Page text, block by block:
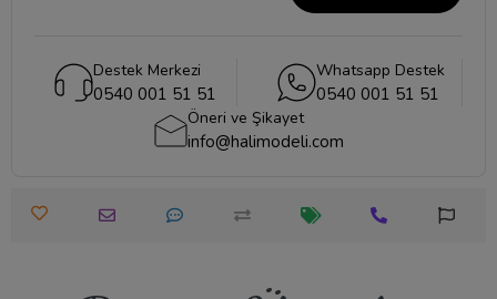
Destek Merkezi
0540 001 51 51
Whatsapp Destek
0540 001 51 51
Öneri ve Şikayet
info@halimodeli.com